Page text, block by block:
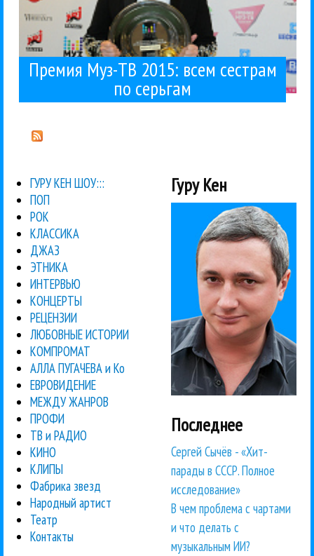
Премия Муз-ТВ 2015: всем сестрам
по серьгам
ГУРУ КЕН ШОУ:::
ПОП
РОК
КЛАССИКА
ДЖАЗ
ЭТНИКА
ИНТЕРВЬЮ
КОНЦЕРТЫ
РЕЦЕНЗИИ
ЛЮБОВНЫЕ ИСТОРИИ
КОМПРОМАТ
АЛЛА ПУГАЧЕВА и Ко
ЕВРОВИДЕНИЕ
МЕЖДУ ЖАНРОВ
ПРОФИ
ТВ и РАДИО
КИНО
КЛИПЫ
Фабрика звезд
Народный артист
Театр
Контакты
Гуру Кен
Последнее
Сергей Сычёв - «Хит-
парады в СССР. Полное
исследование»
В чем проблема с чартами
и что делать с
музыкальным ИИ?